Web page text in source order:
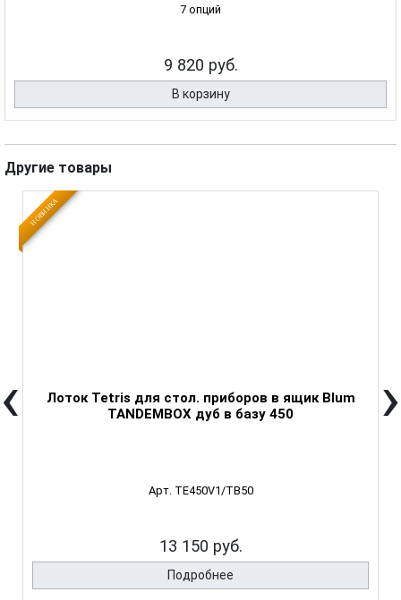
7 опций
9 820 руб.
В корзину
Другие товары
НОВИНКА
Лоток Tetris для стол. приборов в ящик Blum
TANDEMBOX дуб в базу 450
Арт. TE450V1/TB50
13 150 руб.
Подробнее
‹ ›